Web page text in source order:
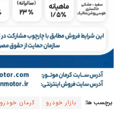
برچسب ها: بازار خودرو کرمان خودرو